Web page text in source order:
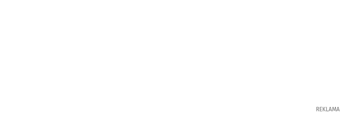
REKLAMA